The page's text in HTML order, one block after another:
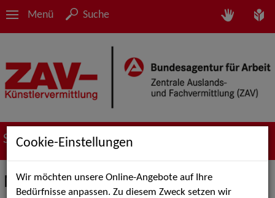
Menü Suche
Suche nach Künstler*innen
Meik van Severen
Cookie-Einstellungen
Wir möchten unsere Online-Angebote auf Ihre
Bedürfnisse anpassen. Zu diesem Zweck setzen wir